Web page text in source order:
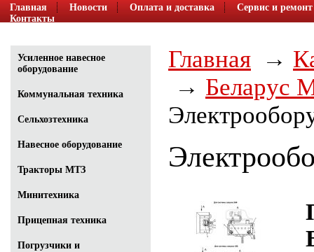
Главная Новости Оплата и доставка
Сервис и ремонт
Контакты
Главная
Беларус
Усиленное навесное
оборудование
Коммунальная техника
Сельхозтехника
Навесное оборудование
Тракторы МТЗ
Минитехника
Прицепная техника
Погрузчики и